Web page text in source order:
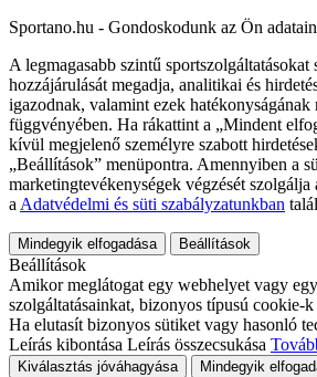
Sportano.hu - Gondoskodunk az Ön
A legmagasabb szintű
hozzájárulását megadja, analitikai és
igazodnak, valamint ezek
függvényében. Ha rákattint a „Mindent
kívül megjelenő személyre szabott
„Beállítások” menüpontra. Amennyiben a
marketingtevékenységek végzését
a Adatvédelmi és süti szabályzatunkban
Mindegyik elfogadása Beállítások
Beállítások
Amikor meglátogat egy webhelyet vagy
szolgáltatásainkat, bizonyos típusú cookie-
Ha elutasít bizonyos sütiket vagy hasonló
Leírás kibontása Leírás összecsukása
Kiválasztás jóváhagyása
Mindegyik